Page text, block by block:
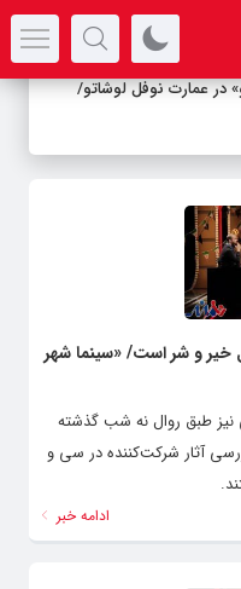
در عمارت نوفل لوشاتو/
خیر و شر است/ «سینما شهر
نیز طبق روال نه شب گذشته
آثار شرکت‌کننده در سی و
ادامه خبر